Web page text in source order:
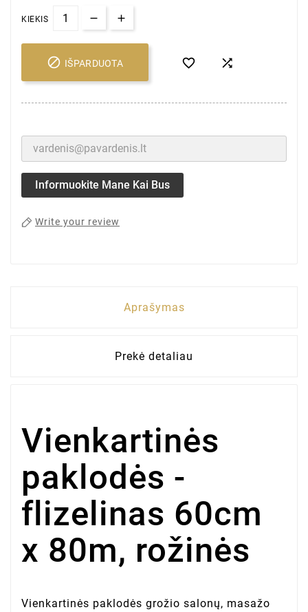
KIEKIS
 IŠPARDUOTA  
Informuokite Mane Kai Bus
Write your review
Aprašymas
Prekė detaliau
Vienkartinės
paklodės -
flizelinas 60cm
x 80m, rožinės
Vienkartinės paklodės grožio salonų, masažo